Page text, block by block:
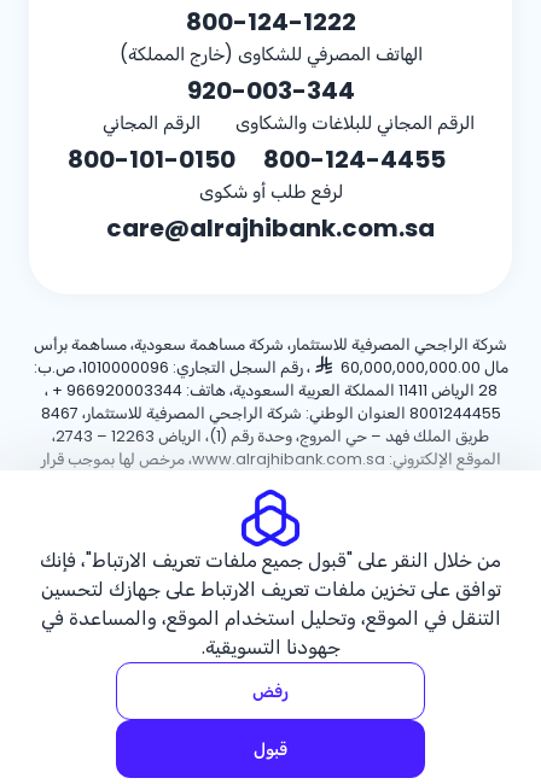
800-124-1222
الهاتف المصرفي للشكاوى (خارج المملكة)
920-003-344
الرقم المجاني للبلاغات والشكاوى
800-124-4455
الرقم المجاني
800-101-0150
لرفع طلب أو شكوى
care@alrajhibank.com.sa
شركة الراجحي المصرفية للاستثمار، شركة مساهمة سعودية، مساهمة برأس
مال 60,000,000,000.00
، رقم السجل التجاري: 1010000096، ص.ب:
28 الرياض 11411 المملكة العربية السعودية، هاتف:
+ 966920003344 ،
8001244455 العنوان الوطني: شركة الراجحي المصرفية للاستثمار، 8467
طريق الملك فهد – حي المروج، وحدة رقم (1)، الرياض 12263 – 2743،
الموقع الإلكتروني: www.alrajhibank.com.sa، مرخص لها بموجب قرار
وإشراف البنك المركزي السعودي.
حقوق الطبع والنشر ©2026 مصرف الراجحي.
سياسة ملفات تعريف الارتباطسياسة الخصوصيةالأحكام والشروط
من خلال النقر على "قبول جميع ملفات تعريف الارتباط"، فإنك
توافق على تخزين ملفات تعريف الارتباط على جهازك لتحسين
التنقل في الموقع، وتحليل استخدام الموقع، والمساعدة في
جهودنا التسويقية.
رفض
قبول